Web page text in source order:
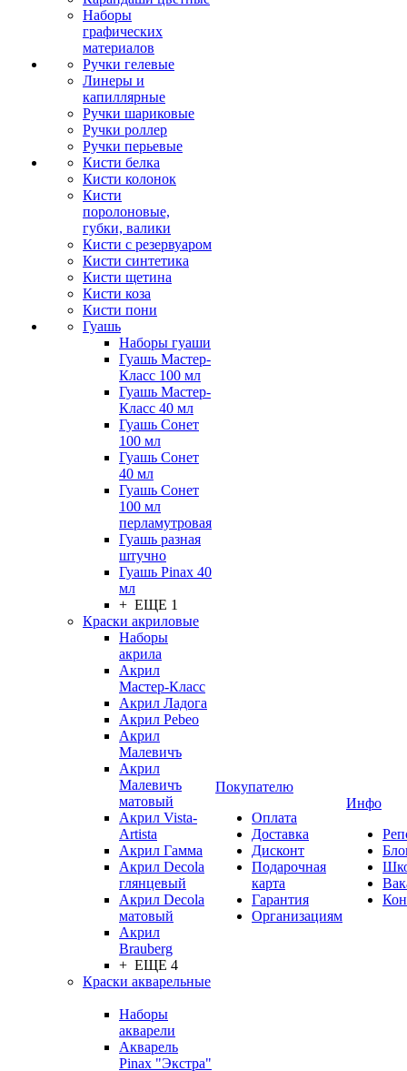
Наборы
графических
материалов
Ручки гелевые
Линеры и
капиллярные
Ручки шариковые
Ручки роллер
Ручки перьевые
Кисти белка
Кисти колонок
Кисти
поролоновые,
губки, валики
Кисти с резервуаром
Кисти синтетика
Кисти щетина
Кисти коза
Кисти пони
Гуашь
Наборы гуаши
Гуашь Мастер-
Класс 100 мл
Гуашь Мастер-
Класс 40 мл
Гуашь Сонет
100 мл
Гуашь Сонет
40 мл
Гуашь Сонет
100 мл
перламутровая
Гуашь разная
штучно
Гуашь Pinax 40
мл
+ ЕЩЕ 1
Краски акриловые
Наборы
акрила
Акрил
Мастер-Класс
Акрил Ладога
Акрил Pebeo
Акрил
Малевичъ
Акрил
Малевичъ
матовый
Акрил Vista-
Artista
Акрил Гамма
Акрил Decola
глянцевый
Акрил Decola
матовый
Акрил
Brauberg
+ ЕЩЕ 4
Краски акварельные
Наборы
акварели
Акварель
Pinax "Экстра"
Покупателю
Оплата
Доставка
Дисконт
Подарочная
карта
Гарантия
Организациям
Инфо